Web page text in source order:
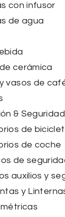
con infusor
de agua
cerámica
vasos de
& Seguridad
de
de coche
de
auxilios y
y